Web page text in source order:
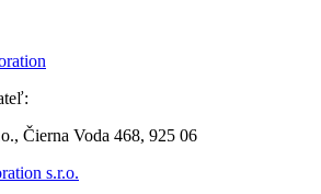
Čierna Voda 468, 925 06
s.r.o.